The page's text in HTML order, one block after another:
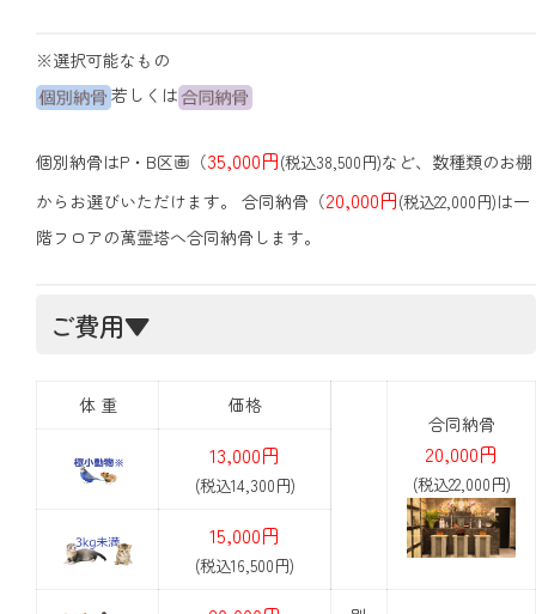
※選択可能なもの
若しくは
個別納骨はP・B区画（35,000円(税込38,500円)など、数種類のお棚
からお選びいただけます。 合同納骨（20,000円(税込22,000円)は一
階フロアの萬霊塔へ合同納骨します。
ご費用▼
体 重
価格
合同納骨
20,000円
(税込22,000円)
13,000円
(税込14,300円)
15,000円
(税込16,500円)